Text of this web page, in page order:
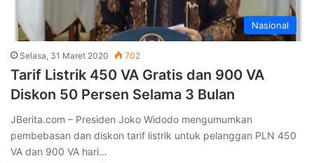
Nasional
Selasa, 31 Maret 2020 702
Tarif Listrik 450 VA Gratis dan 900 VA
Diskon 50 Persen Selama 3 Bulan
JBerita.com – Presiden Joko Widodo mengumumkan
pembebasan dan diskon tarif listrik untuk pelanggan PLN 450
VA dan 900 VA hari…